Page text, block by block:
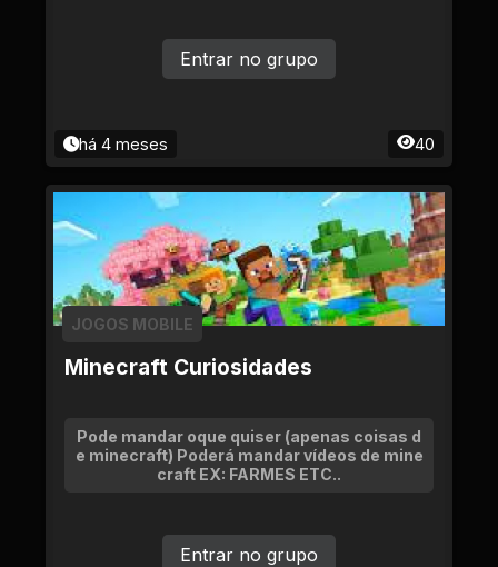
há 4 meses 40
Entrar no grupo
Minecraft Curiosidades
JOGOS MOBILE
Pode mandar oque quiser (apenas coisas d
e minecraft) Poderá mandar vídeos de mine
craft EX: FARMES ETC..
Entrar no grupo